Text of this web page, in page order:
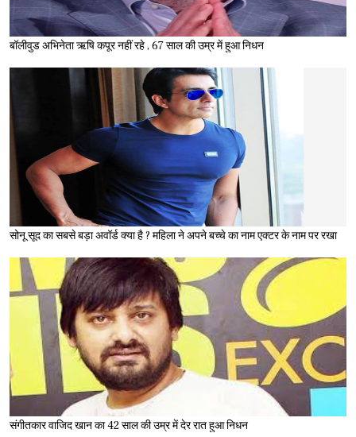
बॉलीवुड अभिनेता ऋषि कपूर नहीं रहे , 67 साल की उम्र में हुआ निधन
सोनू सूद का सबसे बड़ा अवॉर्ड क्या है ? महिला ने अपने बच्चे का नाम एक्टर के नाम पर रखा
संगीतकार वाजिद खान का 42 साल की उम्र में देर रात हुआ निधन